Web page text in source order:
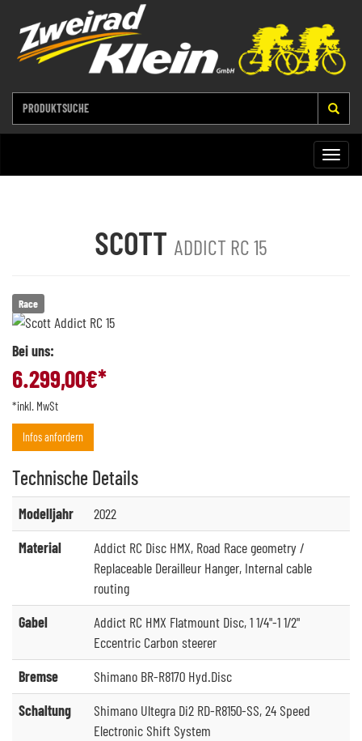
Toggle
SCOTT ADDICT RC 15
Race
Bei uns:
6.299,00€*
*inkl. MwSt
Infos anfordern
Technische Details
Modelljahr
2022
Material
Addict RC Disc HMX, Road Race geometry /
Replaceable Derailleur Hanger, Internal cable
routing
Gabel
Addict RC HMX Flatmount Disc, 1 1/4"-1 1/2"
Eccentric Carbon steerer
Bremse
Shimano BR-R8170 Hyd.Disc
Schaltung
Shimano Ultegra Di2 RD-R8150-SS, 24 Speed
Electronic Shift System